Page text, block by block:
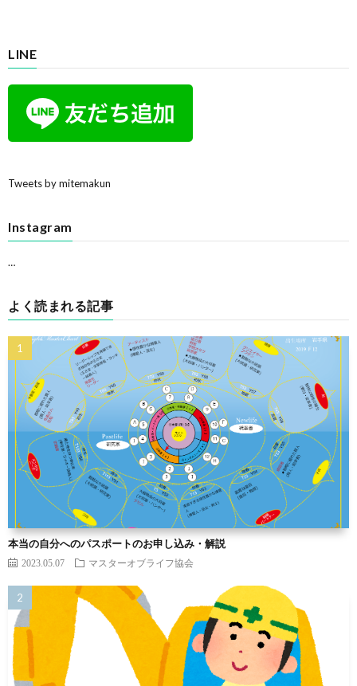
LINE
Tweets by mitemakun
Instagram
…
よく読まれる記事
本当の自分へのパスポートのお申し込み・解説
2023.05.07 マスターオブライフ協会